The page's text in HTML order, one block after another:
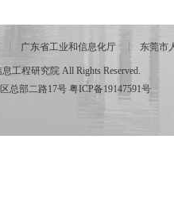
广东省工业和信息化厅 东莞市
工程研究院 All Rights Reserved.
总部二路17号 粤ICP备19147591号